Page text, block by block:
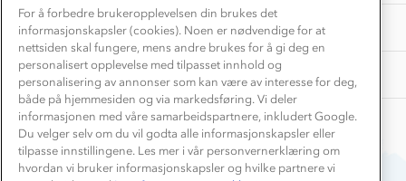
TIPS OG RÅD
Beredskap
AKTIVITETER
Barnehageansatt
Tips til hyttetur
For å forbedre brukeropplevelsen din brukes det
informasjonskapsler (cookies). Noen er nødvendige for at
nettsiden skal fungere, mens andre brukes for å gi deg en
personalisert opplevelse med tilpasset innhold og
personalisering av annonser som kan være av interesse for deg,
både på hjemmesiden og via markedsføring. Vi deler
informasjonen med våre samarbeidspartnere, inkludert Google.
Du velger selv om du vil godta alle informasjonskapsler eller
tilpasse innstillingene. Les mer i vår personvernerklæring om
hvordan vi bruker informasjonskapsler og hvilke partnere vi